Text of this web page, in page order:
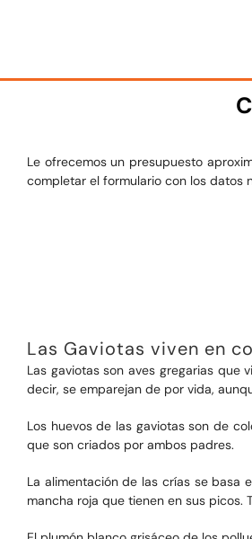
Le ofrecemos un presupuesto
completar el formulario con los datos
Las Gaviotas viven en
Las gaviotas son aves gregarias que
decir, se emparejan de por vida,
Los huevos de las gaviotas son de
que son criados por ambos padres.
La alimentación de las crías se basa
mancha roja que tienen en sus